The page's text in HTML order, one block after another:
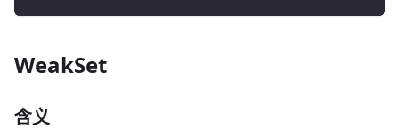
WeakSet
含义